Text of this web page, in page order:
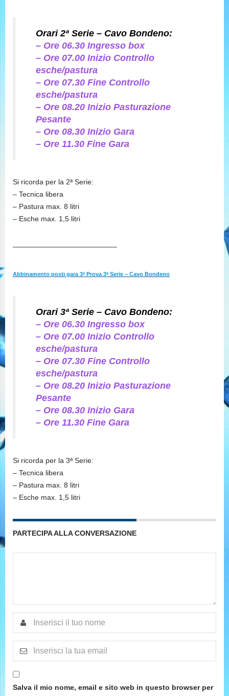
Orari 2ª Serie – Cavo Bondeno:
– Ore 06.30 Ingresso box
– Ore 07.00 Inizio Controllo
esche/pastura
– Ore 07.30 Fine Controllo
esche/pastura
– Ore 08.20 Inizio Pasturazione
Pesante
– Ore 08.30 Inizio Gara
– Ore 11.30 Fine Gara
Si ricorda per la 2ª Serie:
– Tecnica libera
– Pastura max. 8 litri
– Esche max. 1,5 litri
——————————————–
Abbinamento posti gara 3ª Prova 3ª Serie – Cavo Bondeno
Orari 3ª Serie – Cavo Bondeno:
– Ore 06.30 Ingresso box
– Ore 07.00 Inizio Controllo
esche/pastura
– Ore 07.30 Fine Controllo
esche/pastura
– Ore 08.20 Inizio Pasturazione
Pesante
– Ore 08.30 Inizio Gara
– Ore 11.30 Fine Gara
Si ricorda per la 3ª Serie:
– Tecnica libera
– Pastura max. 8 litri
– Esche max. 1,5 litri
PARTECIPA ALLA CONVERSAZIONE
Salva il mio nome, email e sito web in questo browser per